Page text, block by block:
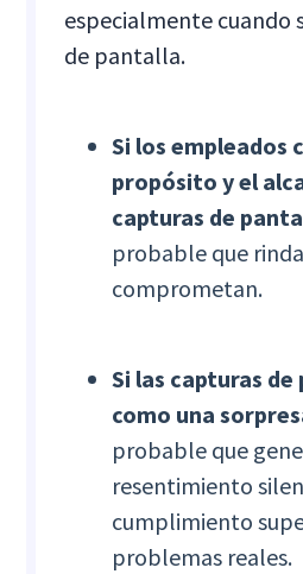
especialmente cuando
de pantalla.
Si los empleados
propósito y el
capturas de
probable que
comprometan.
Si las capturas
como una
probable que
resentimiento
cumplimiento
problemas reales.